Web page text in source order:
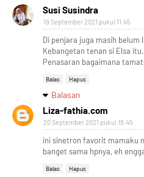
Susi Susindra
19 September 2021 pukul 11.45
Di penjara juga masih belum
Kebangetan tenan si Elsa
Penasaran bagaimana
Balas Hapus
Balasan
Liza-fathia.com
20 September 2021 pukul 19.45
ini sinetron favorit mamaku
banget sama hpnya, eh
Balas Hapus